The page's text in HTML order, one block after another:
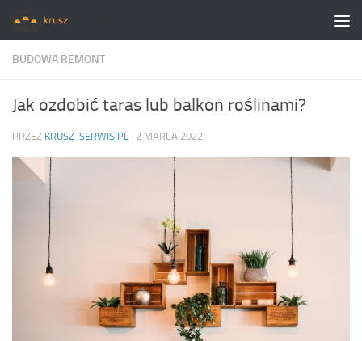
Skip to content
BUDOWA REMONT
Jak ozdobić taras lub balkon roślinami?
PRZEZ KRUSZ-SERWIS.PL · 2 MARCA 2022